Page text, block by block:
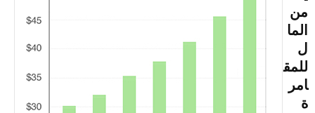
من
الما
ل
للمق
امر
ة